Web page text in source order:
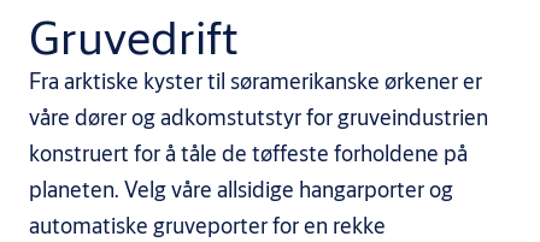
Gruvedrift
Fra arktiske kyster til søramerikanske ørkener er
våre dører og adkomstutstyr for gruveindustrien
konstruert for å tåle de tøffeste forholdene på
planeten. Velg våre allsidige hangarporter og
automatiske gruveporter for en rekke